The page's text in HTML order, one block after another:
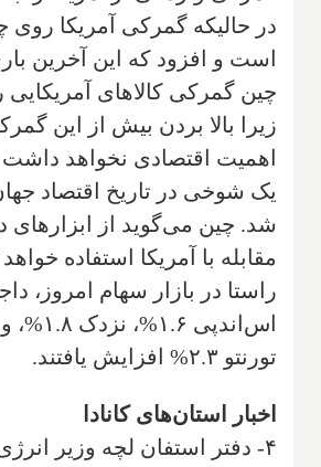
است و افزود که این آخرین
چین گمرکی کالاهای آمریکایی
زیرا بالا بردن بیش از این
اهمیت اقتصادی نخواهد داشت
یک شوخی در تاریخ اقتصاد
شد. چین می‌گوید از ابزارهای
مقابله با آمریکا استفاده
اس‌اندپی
تورنتو ۲.۳% افزایش یافتند.
اخبار استان‌های کانادا
۴- دفتر استفان لچه وزیر انرژی